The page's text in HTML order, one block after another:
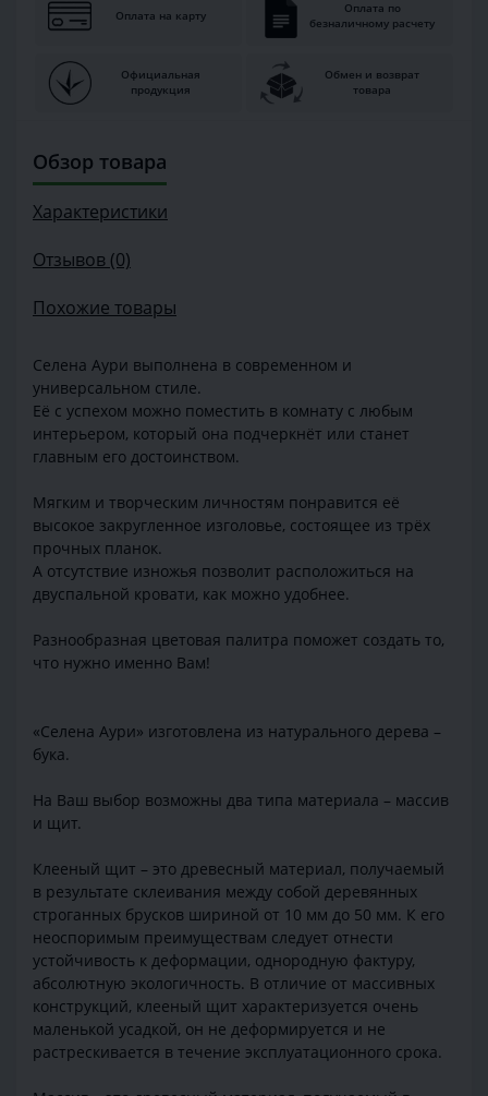
Оплата на карту
Оплата по
безналичному расчету
Официальная
продукция
Обмен и возврат
товара
Обзор товара
Характеристики
Отзывов (0)
Похожие товары
Селена Аури выполнена в современном и
универсальном стиле.
Её с успехом можно поместить в комнату с любым
интерьером, который она подчеркнёт или станет
главным его достоинством.
Мягким и творческим личностям понравится её
высокое закругленное изголовье, состоящее из трёх
прочных планок.
А отсутствие изножья позволит расположиться на
двуспальной кровати, как можно удобнее.
Разнообразная цветовая палитра поможет создать то,
что нужно именно Вам!
«Селена Аури» изготовлена из натурального дерева –
бука.
На Ваш выбор возможны два типа материала – массив
и щит.
Клееный щит – это древесный материал, получаемый
в результате склеивания между собой деревянных
строганных брусков шириной от 10 мм до 50 мм. К его
неоспоримым преимуществам следует отнести
устойчивость к деформации, однородную фактуру,
абсолютную экологичность. В отличие от массивных
конструкций, клееный щит характеризуется очень
маленькой усадкой, он не деформируется и не
растрескивается в течение эксплуатационного срока.